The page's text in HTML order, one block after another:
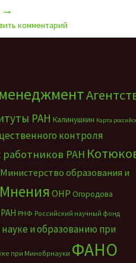
→
комментарий
РАН Калинушкин Карта
контроля
РАН
Министерство образования и
Мнения ОНР Огородова
РАН РНФ Российский научный фонд
и образованию при
при Минобрнауки ФАНО